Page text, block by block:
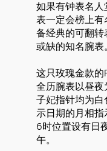
如果有钟表名
表一定会榜上
备经典的可翻
或缺的知名腕表
这只玫瑰金款
全历腕表以昼
子妃指针均为白
示日期的月相
6时位置设有日
午。